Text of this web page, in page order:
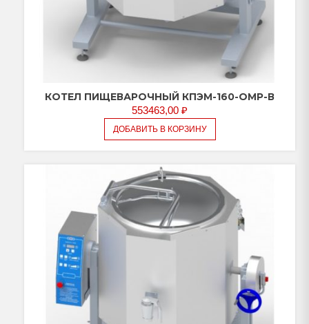
КОТЕЛ ПИЩЕВАРОЧНЫЙ КПЭМ-160-ОМР-В
553463,00 ₽
ДОБАВИТЬ В КОРЗИНУ